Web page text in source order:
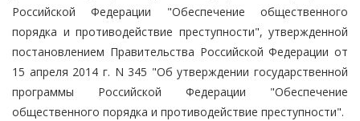
Российской Федерации "Обеспечение общественного
порядка и противодействие преступности", утвержденной
постановлением Правительства Российской Федерации от
15 апреля 2014 г. N 345 "Об утверждении государственной
программы Российской Федерации "Обеспечение
общественного порядка и противодействие преступности".